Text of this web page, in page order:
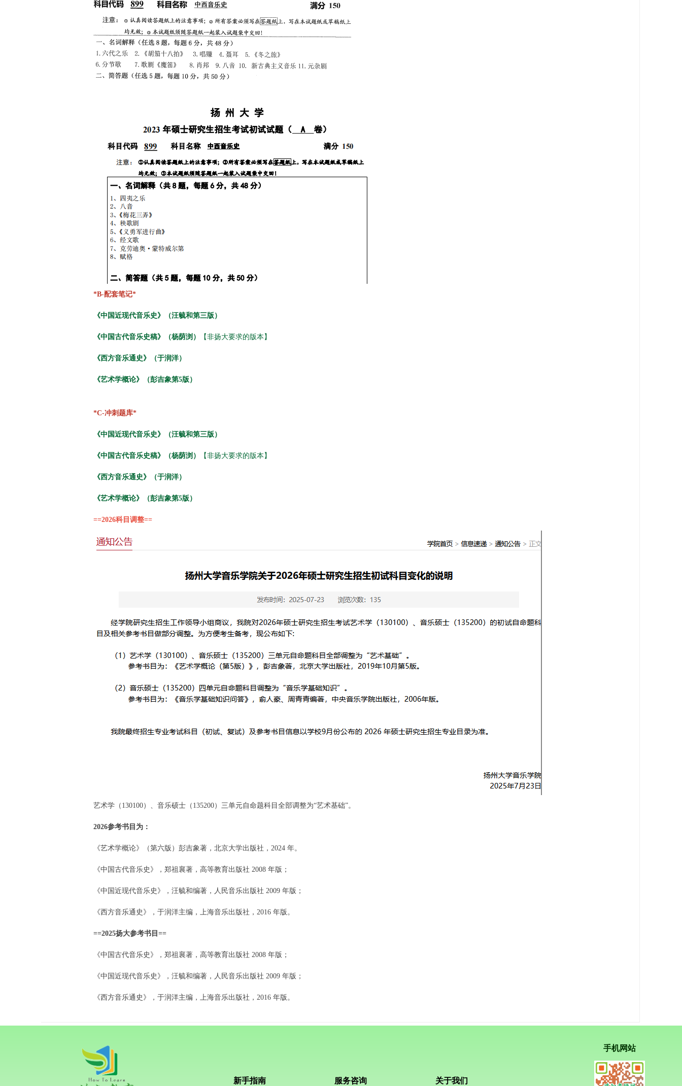
*B-配套笔记*
《中国近现代音乐史》（汪毓和第三版）
《中国古代音乐史稿》（杨荫浏） 【非扬大要求的版本】
《西方音乐通史》（于润洋）
《艺术学概论》（彭吉象第5版）
*C-冲刺题库*
《中国近现代音乐史》（汪毓和第三版）
《中国古代音乐史稿》（杨荫浏） 【非扬大要求的版本】
《西方音乐通史》（于润洋）
《艺术学概论》（彭吉象第5版）
==2026科目调整==
艺术学（130100）、音乐硕士（135200）三单元自命题科目全部调整为“艺术基础”。
2026参考书目为：
《艺术学概论》（第六版）彭吉象著，北京大学出版社，2024 年。
《中国古代音乐史》，郑祖襄著，高等教育出版社 2008 年版；
《中国近现代音乐史》，汪毓和编著，人民音乐出版社 2009 年版；
《西方音乐通史》，于润洋主编，上海音乐出版社，2016 年版。
==2025扬大参考书目==
《中国古代音乐史》，郑祖襄著，高等教育出版社 2008 年版；
《中国近现代音乐史》，汪毓和编著，人民音乐出版社 2009 年版；
《西方音乐通史》，于润洋主编，上海音乐出版社，2016 年版。
手机网站
新手指南 服务咨询 关于我们